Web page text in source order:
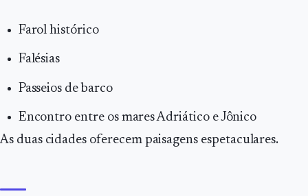
Farol histórico
Falésias
Passeios de barco
Encontro entre os mares Adriático e Jônico
As duas cidades oferecem paisagens espetaculares.